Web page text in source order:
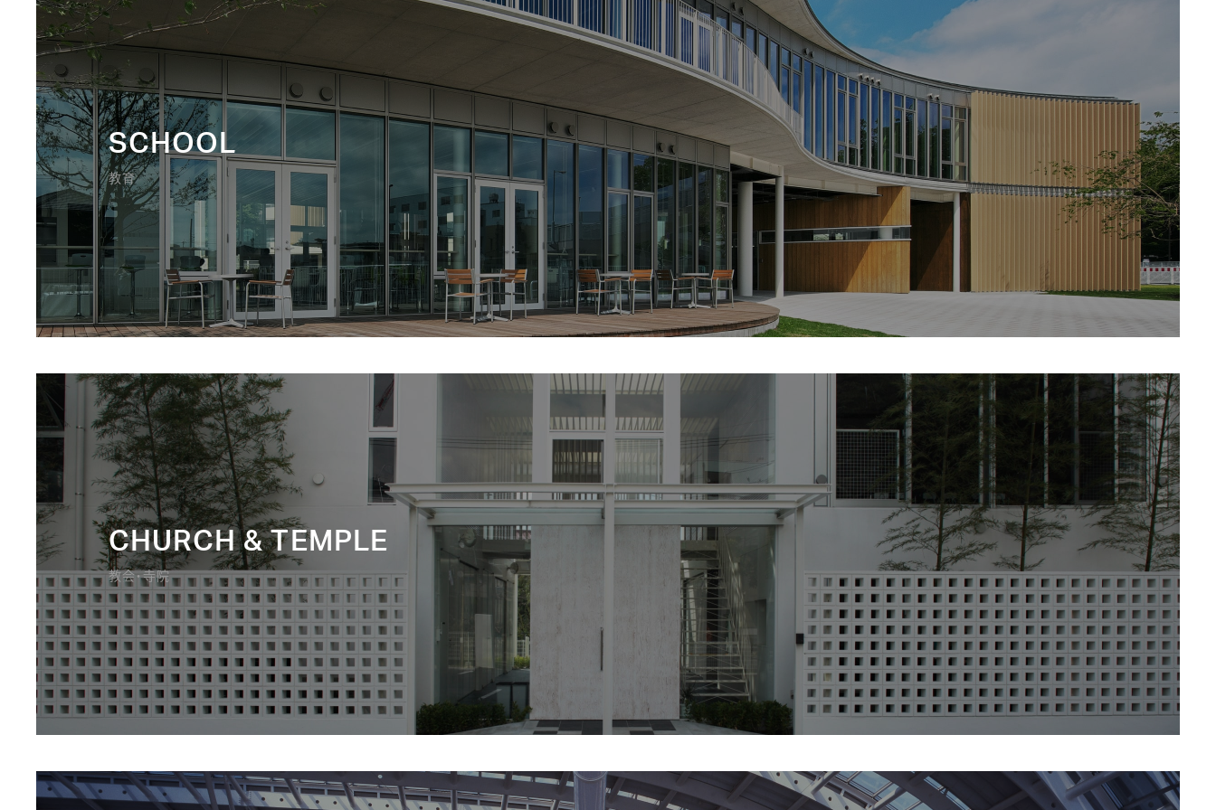
SCHOOL
教育
CHURCH & TEMPLE
教会・寺院